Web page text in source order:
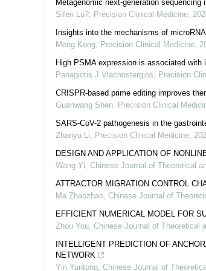
Metagenomic next-generation
Sifen Lu?, Precision Clinical Medicine,
Insights into the mechanisms of
Meng Kong, Precision Clinical Medicine,
High PSMA expression is associated
Panagiotis J Vlachostergios, Precision
CRISPR-based prime editing improves
Guanwang Shen, Precision Clinical
SARS-CoV-2 pathogenesis in the
Zhanyu Li, Precision Clinical Medicine,
DESIGN AND APPLICATION OF
Wang Yi, Chinese Journal of Theoretical
ATTRACTOR MIGRATION CONTROL
Ma Zhaozhao, Chinese Journal of
EFFICIENT NUMERICAL MODEL FOR
Zhou You, Chinese Journal of Theoretical
INTELLIGENT PREDICTION OF
NETWORK
Yin Yuntong, Chinese Journal of